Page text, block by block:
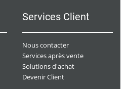
Services Client
Nous contacter
Services après vente
Solutions d'achat
Devenir Client